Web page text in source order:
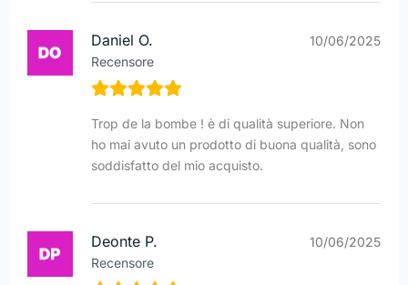
Daniel O.
Recensore
10/06/2025
Trop de la bombe ! è di qualità superiore. Non
ho mai avuto un prodotto di buona qualità, sono
soddisfatto del mio acquisto.
Deonte P.
Recensore
10/06/2025